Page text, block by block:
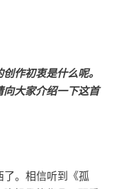
作初衷是什么呢。
大家介绍一下这首
了。相信听到《孤